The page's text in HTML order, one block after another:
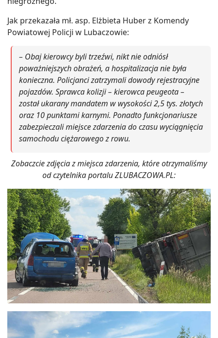
Jak przekazała mł. asp. Elżbieta Huber z Komendy
Powiatowej Policji w Lubaczowie:
– Obaj kierowcy byli trzeźwi, nikt nie odniósł
poważniejszych obrażeń, a hospitalizacja nie była
konieczna. Policjanci zatrzymali dowody rejestracyjne
pojazdów. Sprawca kolizji – kierowca peugeota –
został ukarany mandatem w wysokości 2,5 tys. złotych
oraz 10 punktami karnymi. Ponadto funkcjonariusze
zabezpieczali miejsce zdarzenia do czasu wyciągnięcia
samochodu ciężarowego z rowu.
Zobaczcie zdjęcia z miejsca zdarzenia, które otrzymaliśmy
od czytelnika portalu ZLUBACZOWA.PL: